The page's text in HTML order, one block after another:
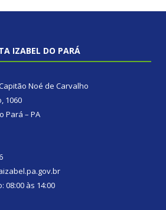
IZABEL DO PARÁ
Noé de Carvalho
1060
Pará – PA
às 14:00